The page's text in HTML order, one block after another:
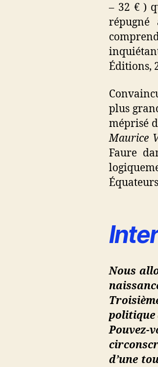
– 32 € )
Éditions,
plus
méprisé
Maurice
Faure
Nous
politique
d’une